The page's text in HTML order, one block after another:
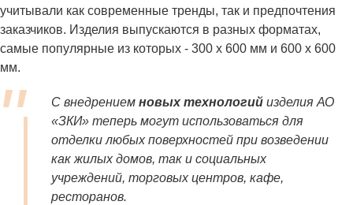
учитывали как современные тренды, так и предпочтения
заказчиков. Изделия выпускаются в разных форматах,
самые популярные из которых - 300 х 600 мм и 600 х 600
мм.
С внедрением новых технологий изделия АО
«ЗКИ» теперь могут использоваться для
отделки любых поверхностей при возведении
как жилых домов, так и социальных
учреждений, торговых центров, кафе,
ресторанов.